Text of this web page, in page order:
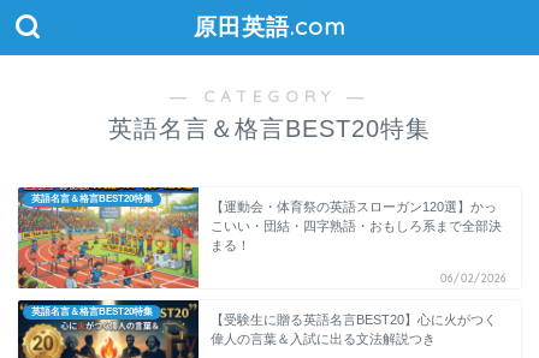
原田英語.com
― CATEGORY ―
英語名言＆格言BEST20特集
英語名言＆格言BEST20特集
【運動会・体育祭の英語スローガン120選】かっ
こいい・団結・四字熟語・おもしろ系まで全部決
まる！
06/02/2026
英語名言＆格言BEST20特集
【受験生に贈る英語名言BEST20】心に火がつく
偉人の言葉＆入試に出る文法解説つき